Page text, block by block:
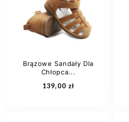
24
25
Dodaj do koszyka
Brązowe Sandały Dla
Chłopca...
139,00 zł